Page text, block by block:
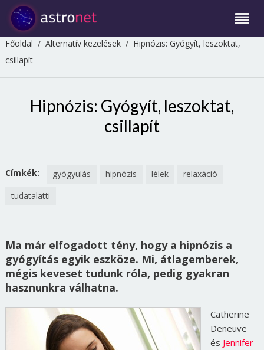
Főoldal / Alternatív kezelések/ Hipnózis: Gyógyít, leszoktat,
csillapít
Hipnózis: Gyógyít, leszoktat,
csillapít
Címkék: gyógyulás hipnózis lélek
relaxáció
tudatalatti
Ma már elfogadott tény, hogy a hipnózis a
gyógyítás egyik eszköze. Mi, átlagemberek,
mégis keveset tudunk róla, pedig gyakran
hasznunkra válhatna.
Catherine
Deneuve
és Jennifer